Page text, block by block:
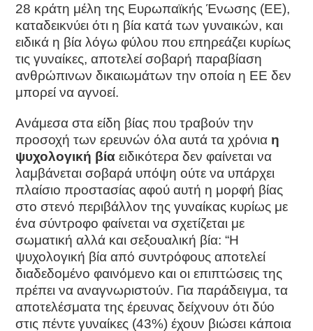
28 κράτη μέλη της Ευρωπαϊκής Ένωσης (ΕΕ),
καταδεικνύει ότι η βία κατά των γυναικών, και
ειδικά η βία λόγω φύλου που επηρεάζει κυρίως
τις γυναίκες, αποτελεί σοβαρή παραβίαση
ανθρώπινων δικαιωμάτων την οποία η ΕΕ δεν
μπορεί να αγνοεί.
Ανάμεσα στα είδη βίας που τραβούν την
προσοχή των ερευνών όλα αυτά τα χρόνια η
ψυχολογική βία ειδικότερα δεν φαίνεται να
λαμβάνεται σοβαρά υπόψη ούτε να υπάρχει
πλαίσιο προστασίας αφού αυτή η μορφή βίας
στο στενό περιβάλλον της γυναίκας κυρίως με
ένα σύντροφο φαίνεται να σχετίζεται με
σωματική αλλά και σεξουαλική βία: “Η
ψυχολογική βία από συντρόφους αποτελεί
διαδεδομένο φαινόμενο και οι επιπτώσεις της
πρέπει να αναγνωριστούν. Για παράδειγμα, τα
αποτελέσματα της έρευνας δείχνουν ότι δύο
στις πέντε γυναίκες (43%) έχουν βιώσει κάποια